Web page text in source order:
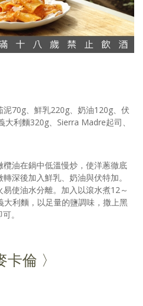
70g、鮮乳220g、奶油120g、伏
利麵320g、Sierra Madre起司、
油在鍋中低溫慢炒，使洋蔥徹底
深後加入鮮乳、奶油與伏特加。
使油水分離。加入以滾水煮12～
利麵，以足量的鹽調味，撒上黑
。
倫 〉